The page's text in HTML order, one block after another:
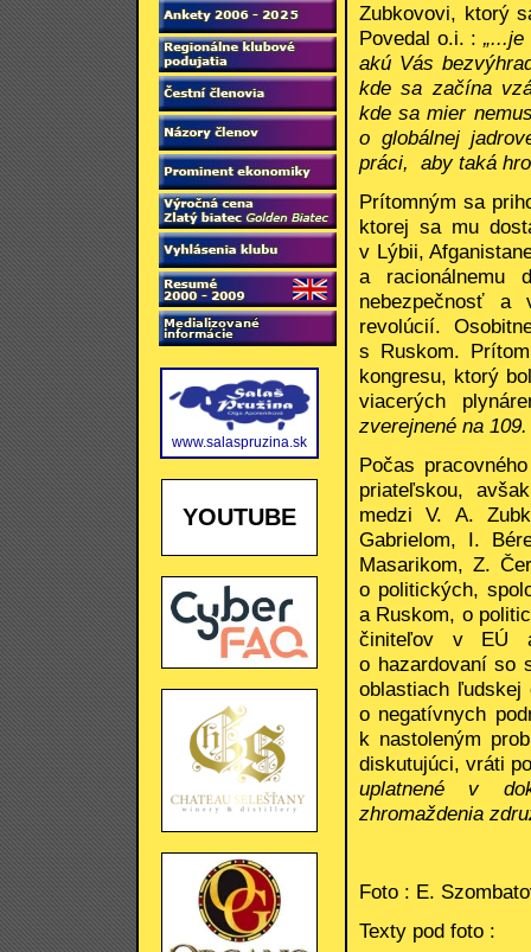
www.salaspruzina.sk
YOUTUBE
Zubkovovi, ktorý
Povedal o.i. :
akú Vás
kde sa začína
kde sa mier
o globálnej
práci, aby taká
Prítomným sa
ktorej sa mu
v Lýbii,
a racionálnemu
nebezpečnosť a
revolúcií.
s Ruskom.
kongresu, ktorý
viacerých
zverejnené na
Počas
priateľskou,
medzi V. A.
Gabrielom, I.
Masarikom, Z.
o politických,
a Ruskom, o
činiteľov v EÚ a
o hazardovaní so
oblastiach
o negatívnych
k nastoleným
diskutujúci, vráti
uplatnené v
zhromaždenia
Foto : E.
Texty pod foto :